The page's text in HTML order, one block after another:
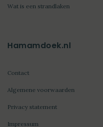
Wat is een strandlaken
Hamamdoek.nl
Contact
Algemene voorwaarden
Privacy statement
Impressum